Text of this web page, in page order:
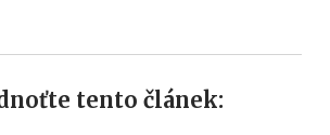
tento článek: